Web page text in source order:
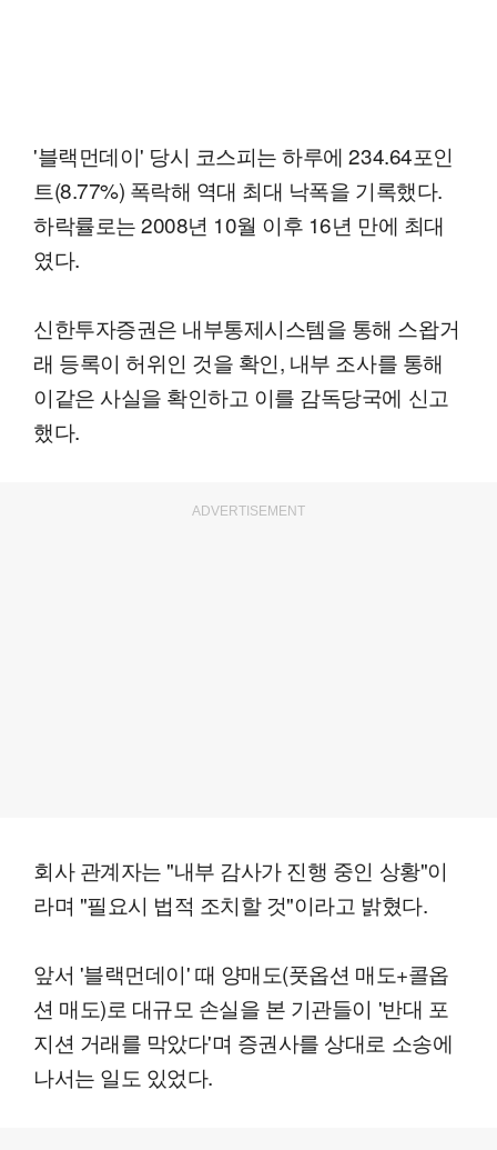
'블랙먼데이' 당시 코스피는 하루에 234.64포인
트(8.77%) 폭락해 역대 최대 낙폭을 기록했다.
하락률로는 2008년 10월 이후 16년 만에 최대
였다.
신한투자증권은 내부통제시스템을 통해 스왑거
래 등록이 허위인 것을 확인, 내부 조사를 통해
이같은 사실을 확인하고 이를 감독당국에 신고
했다.
ADVERTISEMENT
회사 관계자는 "내부 감사가 진행 중인 상황"이
라며 "필요시 법적 조치할 것"이라고 밝혔다.
앞서 '블랙먼데이' 때 양매도(풋옵션 매도+콜옵
션 매도)로 대규모 손실을 본 기관들이 '반대 포
지션 거래를 막았다'며 증권사를 상대로 소송에
나서는 일도 있었다.